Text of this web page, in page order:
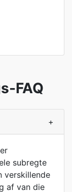
FAQ
+
subregte
verskillende
af van die